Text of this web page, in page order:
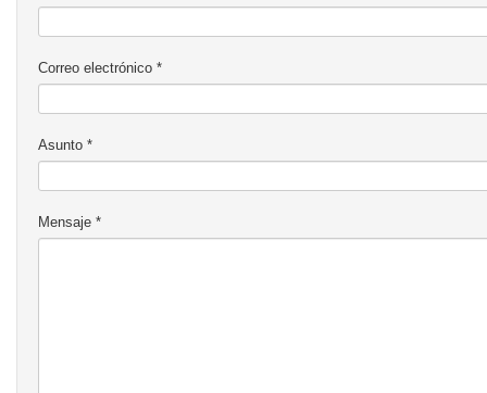
Correo electrónico *
Asunto *
Mensaje *